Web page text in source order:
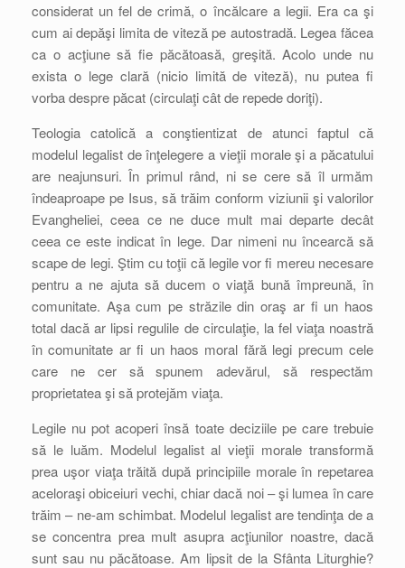
considerat un fel de crimă, o încălcare a legii. Era ca şi
cum ai depăşi limita de viteză pe autostradă. Legea făcea
ca o acţiune să fie păcătoasă, greşită. Acolo unde nu
exista o lege clară (nicio limită de viteză), nu putea fi
vorba despre păcat (circulaţi cât de repede doriţi).
Teologia catolică a conştientizat de atunci faptul că
modelul legalist de înţelegere a vieţii morale şi a păcatului
are neajunsuri. În primul rând, ni se cere să îl urmăm
îndeaproape pe Isus, să trăim conform viziunii şi valorilor
Evangheliei, ceea ce ne duce mult mai departe decât
ceea ce este indicat în lege. Dar nimeni nu încearcă să
scape de legi. Ştim cu toţii că legile vor fi mereu necesare
pentru a ne ajuta să ducem o viaţă bună împreună, în
comunitate. Aşa cum pe străzile din oraş ar fi un haos
total dacă ar lipsi regulile de circulaţie, la fel viaţa noastră
în comunitate ar fi un haos moral fără legi precum cele
care ne cer să spunem adevărul, să respectăm
proprietatea şi să protejăm viaţa.
Legile nu pot acoperi însă toate deciziile pe care trebuie
să le luăm. Modelul legalist al vieţii morale transformă
prea uşor viaţa trăită după principiile morale în repetarea
aceloraşi obiceiuri vechi, chiar dacă noi – şi lumea în care
trăim – ne-am schimbat. Modelul legalist are tendinţa de a
se concentra prea mult asupra acţiunilor noastre, dacă
sunt sau nu păcătoase. Am lipsit de la Sfânta Liturghie?